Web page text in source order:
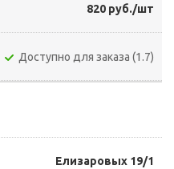
820 руб./шт
Доступно для заказа (1.7)
Елизаровых 19/1